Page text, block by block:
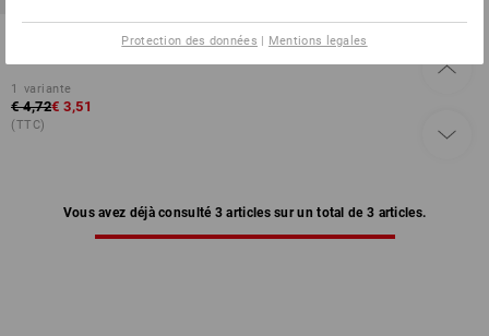
Bloc-notes STRAUSS format
1 variante
€ 4,72€ 3,51
(TTC)
Vous avez déjà consulté 3 articles sur un total de 3 articles.
Protection des données | Mentions legales